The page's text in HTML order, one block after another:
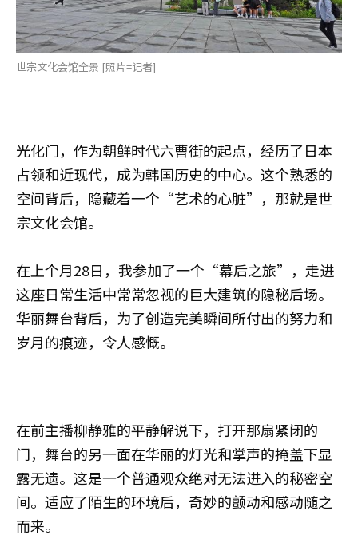
世宗文化会馆全景 [照片=记者]
光化门，作为朝鲜时代六曹街的起点，经历了日本
占领和近现代，成为韩国历史的中心。这个熟悉的
空间背后，隐藏着一个“艺术的心脏”，那就是世
宗文化会馆。
在上个月28日，我参加了一个“幕后之旅”，走进
这座日常生活中常常忽视的巨大建筑的隐秘后场。
华丽舞台背后，为了创造完美瞬间所付出的努力和
岁月的痕迹，令人感慨。
在前主播柳静雅的平静解说下，打开那扇紧闭的
门，舞台的另一面在华丽的灯光和掌声的掩盖下显
露无遗。这是一个普通观众绝对无法进入的秘密空
间。适应了陌生的环境后，奇妙的颤动和感动随之
而来。